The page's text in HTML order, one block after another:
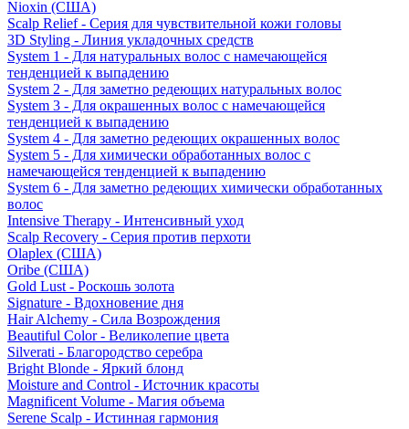
Nioxin (США)
Scalp Relief - Серия для чувствительной кожи головы
3D Styling - Линия укладочных средств
System 1 - Для натуральных волос с намечающейся
тенденцией к выпадению
System 2 - Для заметно редеющих натуральных волос
System 3 - Для окрашенных волос с намечающейся
тенденцией к выпадению
System 4 - Для заметно редеющих окрашенных волос
System 5 - Для химически обработанных волос с
намечающейся тенденцией к выпадению
System 6 - Для заметно редеющих химически обработанных
волос
Intensive Therapy - Интенсивный уход
Scalp Recovery - Серия против перхоти
Olaplex (США)
Oribe (США)
Gold Lust - Роскошь золота
Signature - Вдохновение дня
Hair Alchemy - Сила Возрождения
Beautiful Color - Великолепие цвета
Silverati - Благородство серебра
Bright Blonde - Яркий блонд
Moisture and Control - Источник красоты
Magnificent Volume - Магия объема
Serene Scalp - Истинная гармония